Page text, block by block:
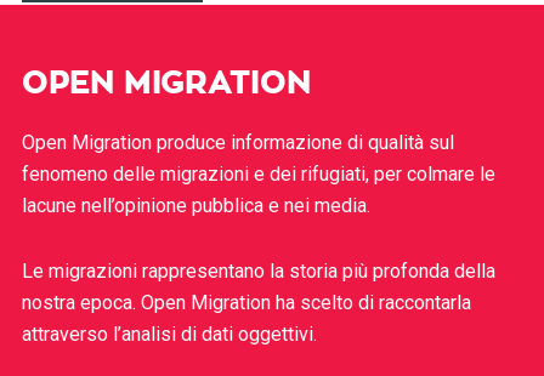
OPEN MIGRATION
Open Migration produce informazione di qualità sul
fenomeno delle migrazioni e dei rifugiati, per colmare le
lacune nell’opinione pubblica e nei media.
Le migrazioni rappresentano la storia più profonda della
nostra epoca. Open Migration ha scelto di raccontarla
attraverso l’analisi di dati oggettivi.